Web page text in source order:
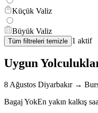
Küçük Valiz
Büyük Valiz
Tüm filtreleri temizle 1 aktif
Uygun
8 Ağustos Diyarbakır→
Bagaj YokEn yakın kalkış